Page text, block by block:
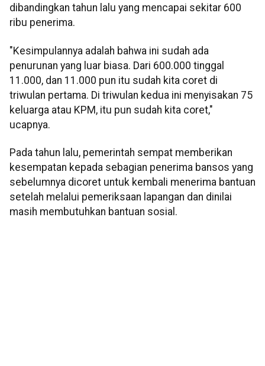
dibandingkan tahun lalu yang mencapai sekitar 600
ribu penerima.
"Kesimpulannya adalah bahwa ini sudah ada
penurunan yang luar biasa. Dari 600.000 tinggal
11.000, dan 11.000 pun itu sudah kita coret di
triwulan pertama. Di triwulan kedua ini menyisakan 75
keluarga atau KPM, itu pun sudah kita coret,"
ucapnya.
Pada tahun lalu, pemerintah sempat memberikan
kesempatan kepada sebagian penerima bansos yang
sebelumnya dicoret untuk kembali menerima bantuan
setelah melalui pemeriksaan lapangan dan dinilai
masih membutuhkan bantuan sosial.